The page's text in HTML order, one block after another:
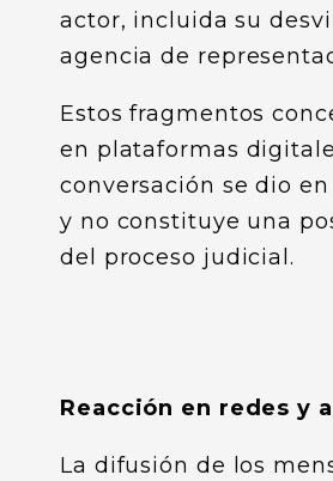
actor, incluida su
agencia de
Estos fragmentos
en plataformas
conversación se dio
y no constituye una
del proceso judicial.
Reacción en redes y
La difusión de los